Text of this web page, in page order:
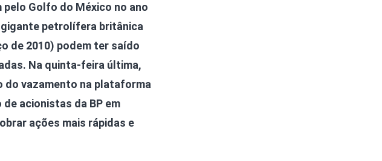
pelo Golfo do México no ano
petrolífera britânica
de 2010) podem ter saído
Na quinta-feira última,
do vazamento na plataforma
acionistas da BP em
ações mais rápidas e